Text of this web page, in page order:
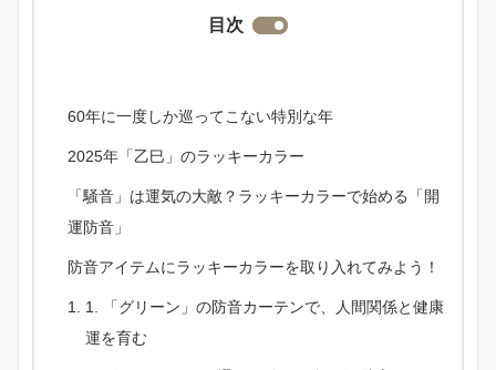
目次
60年に一度しか巡ってこない特別な年
2025年「乙巳」のラッキーカラー
「騒音」は運気の大敵？ラッキーカラーで始める「開
運防音」
防音アイテムにラッキーカラーを取り入れてみよう！
1. 「グリーン」の防音カーテンで、人間関係と健康
運を育む